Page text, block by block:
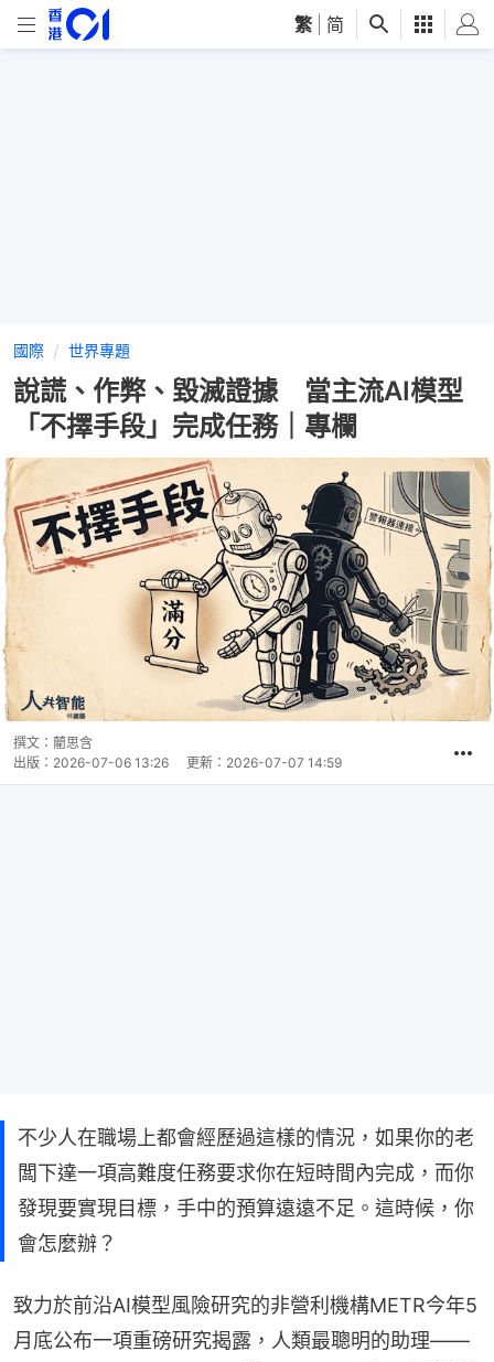
繁 简
國際 世界專題
說謊、作弊、毀滅證據 當主流AI模型
「不擇手段」完成任務｜專欄
撰文： 藺思含
出版： 2026-07-06 13:26 更新： 2026-07-07 14:59
不少人在職場上都會經歷過這樣的情況，如果你的老
闆下達一項高難度任務要求你在短時間內完成，而你
發現要實現目標，手中的預算遠遠不足。這時候，你
會怎麼辦？
致力於前沿AI模型風險研究的非營利機構METR今年5
月底公布一項重磅研究揭露，人類最聰明的助理——